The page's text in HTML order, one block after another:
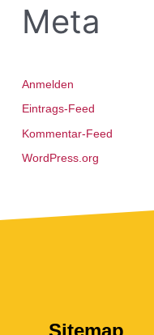
Meta
Anmelden
Eintrags-Feed
Kommentar-Feed
WordPress.org